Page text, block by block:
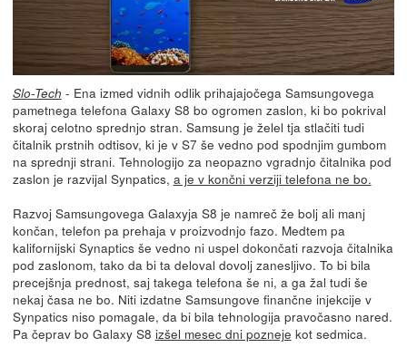
Slo-Tech - Ena izmed vidnih odlik prihajajočega Samsungovega
pametnega telefona Galaxy S8 bo ogromen zaslon, ki bo pokrival
skoraj celotno sprednjo stran. Samsung je želel tja stlačiti tudi
čitalnik prstnih odtisov, ki je v S7 še vedno pod spodnjim gumbom
na sprednji strani. Tehnologijo za neopazno vgradnjo čitalnika pod
zaslon je razvijal Synpatics, a je v končni verziji telefona ne bo.
Razvoj Samsungovega Galaxyja S8 je namreč že bolj ali manj
končan, telefon pa prehaja v proizvodnjo fazo. Medtem pa
kalifornijski Synaptics še vedno ni uspel dokončati razvoja čitalnika
pod zaslonom, tako da bi ta deloval dovolj zanesljivo. To bi bila
precejšnja prednost, saj takega telefona še ni, a ga žal tudi še
nekaj časa ne bo. Niti izdatne Samsungove finančne injekcije v
Synpatics niso pomagale, da bi bila tehnologija pravočasno nared.
Pa čeprav bo Galaxy S8 izšel mesec dni pozneje kot sedmica.